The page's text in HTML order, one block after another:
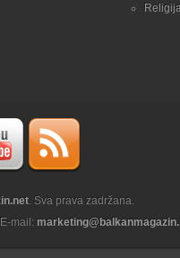
. Sva prava zadržana.
mail: